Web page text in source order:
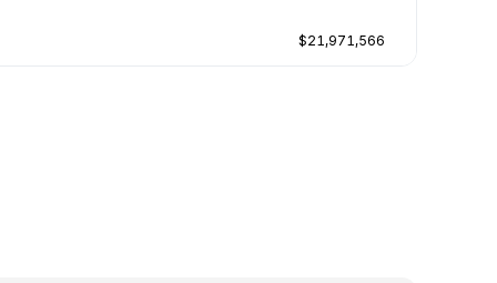
$21,971,566